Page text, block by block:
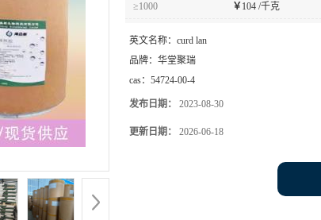
≥1000 ￥ 104 /千克
英文名称： curd lan
品牌： 华堂聚瑞
cas： 54724-00-4
发布日期： 2023-08-30
更新日期： 2026-06-18